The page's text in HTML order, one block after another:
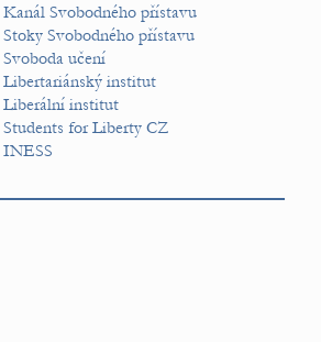
Kanál Svobodného přístavu
Stoky Svobodného přístavu
Svoboda učení
Libertariánský institut
Liberální institut
Students for Liberty CZ
INESS